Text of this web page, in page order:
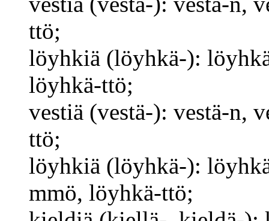
ttö;
löyhkiä (löyhkä-):
löyhkä-ttö;
vestiä (vestä-): vestä-n,
ttö;
löyhkiä (löyhkä-):
mmö, löyhkä-ttö;